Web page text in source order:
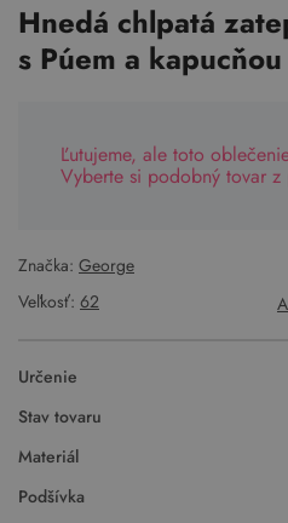
Hnedá chlpatá
s Púem a
Ľutujeme, ale toto
Vyberte si podobný tovar z
Značka: George
Veľkosť: 62
Určenie
Stav tovaru
Materiál
Podšívka